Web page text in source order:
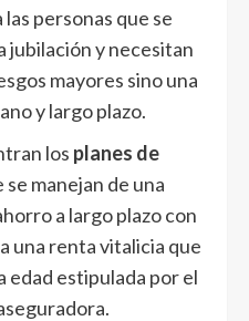
personas que se
jubilación y necesitan
mayores sino una
y largo plazo.
los planes de
se manejan de una
a largo plazo con
una renta vitalicia que
edad estipulada por el